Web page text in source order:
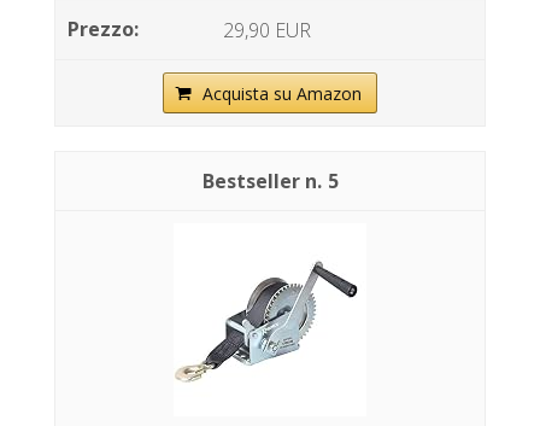
29,90 EUR
Acquista su Amazon
5